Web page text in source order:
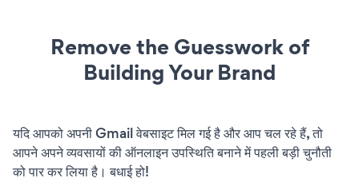
Remove the Guesswork of
Building Your Brand
यदि आपको अपनी Gmail वेबसाइट मिल गई है और आप चल रहे हैं, तो
आपने अपने व्यवसायों की ऑनलाइन उपस्थिति बनाने में पहली बड़ी चुनौती
को पार कर लिया है। बधाई हो!